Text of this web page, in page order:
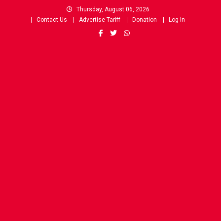
Thursday, August 06, 2026
Contact Us
Advertise Tariff Donation Log In